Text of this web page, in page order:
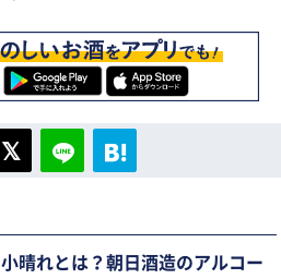
小晴れとは？朝日酒造のアルコー